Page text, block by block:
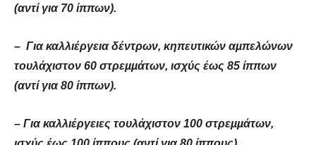
(αντί για 70 ίππων).
– Για καλλιέργεια δέντρων, κηπευτικών αµπελώνων
τουλάχιστον 60 στρεµµάτων, ισχύς έως 85 ίππων
(αντί για 80 ίππων).
– Για καλλιέργειες τουλάχιστον 100 στρεµµάτων,